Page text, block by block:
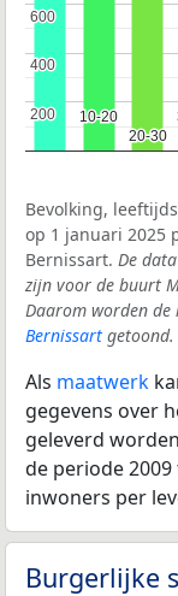
10-20
10-20
20-30
20-30
200
200
400
400
600
600
Bevolking,
op 1 januari 2025
Bernissart. De
zijn voor de buurt
Daarom worden de
Bernissart getoond.
Als maatwerk
gegevens over
geleverd
de periode
inwoners per
Burgerlijke